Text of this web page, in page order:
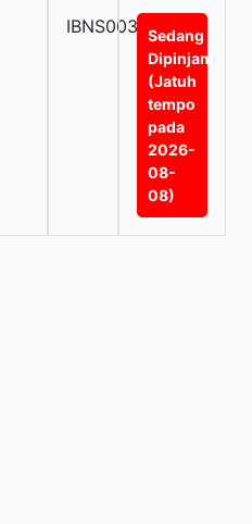
IBNS00302Sedang
Dipinjam
(Jatuh
tempo
pada
2026-
08-
08)